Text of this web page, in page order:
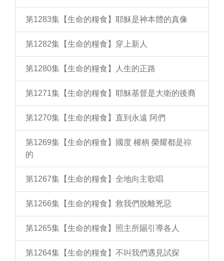
第1283集【生命的糧食】耶穌是神本體的真像
第1282集【生命的糧食】穿上新人
第1280集【生命的糧食】人生的正路
第1271集【生命的糧食】耶穌基督是大衛的後裔
第1270集【生命的糧食】直到永遠 阿們
第1269集【生命的糧食】國度 權柄 榮耀都是祢
的
第1267集【生命的糧食】全地向主歌唱
第1266集【生命的糧食】救我們脫離兇惡
第1265集【生命的糧食】照主所賜引導各人
第1264集【生命的糧食】不叫我們遇見試探